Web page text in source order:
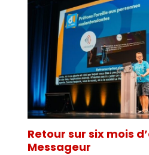
Retour sur six mois
Messageur